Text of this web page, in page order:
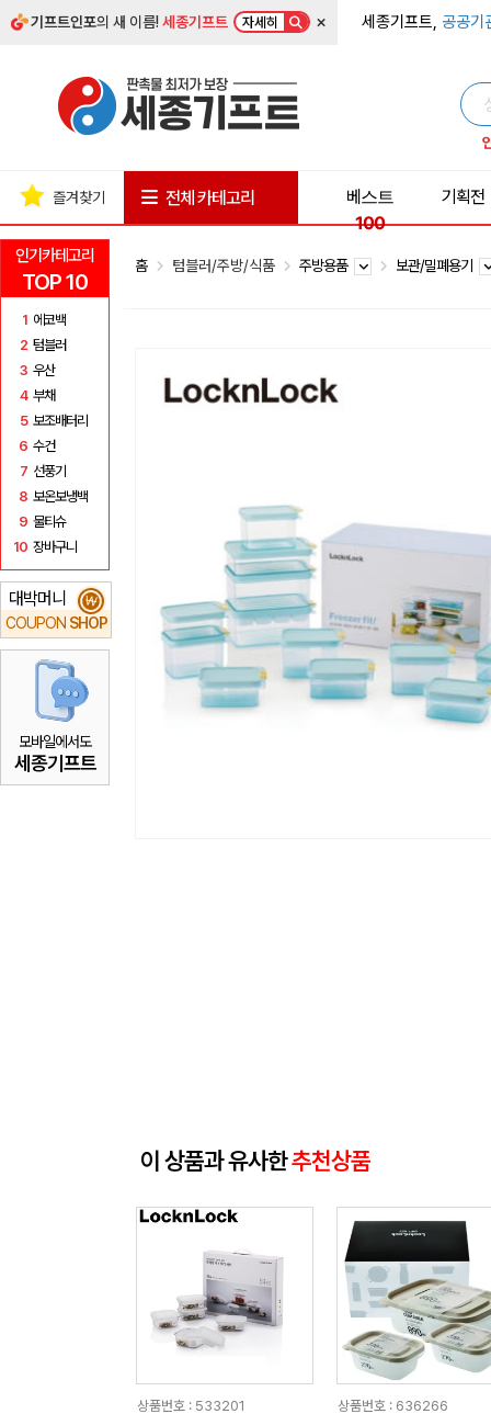
기프트인포의 새 이름!세종기프트 자세히 × 세종기프트, 공공기
인기카테고리
TOP 10
1 에코백
2 텀블러
3 우산
4 부채
5 보조배터리
6 수건
7 선풍기
8 보온보냉백
9 물티슈
10 장바구니
대박머니
COUPON SHOP
₩
모바일에서도
세종기프트
즐겨찾기 전체 카테고리
베스트
100
기획전
홈 텀블러/주방/식품 주방용품 보관/밀폐용기
이 상품과 유사한추천상품
상품번호 : 533201
상품번호 : 636266